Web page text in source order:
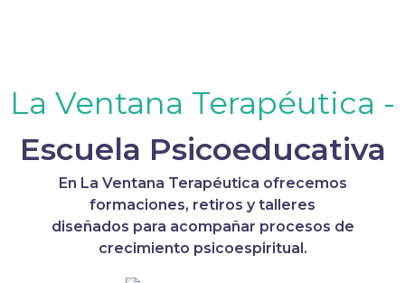
La Ventana Terapéutica -
Escuela Psicoeducativa
En La Ventana Terapéutica ofrecemos
formaciones, retiros y talleres
diseñados para acompañar procesos de
crecimiento psicoespiritual.